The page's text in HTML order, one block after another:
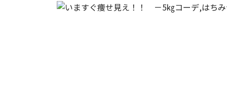
#渡邊大地の令和的ワーパパ道 #ベ